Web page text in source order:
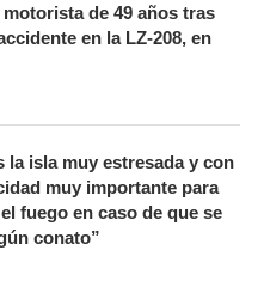
motorista de 49 años tras
en la LZ-208, en
la isla muy estresada y con
muy importante para
fuego en caso de que se
conato”